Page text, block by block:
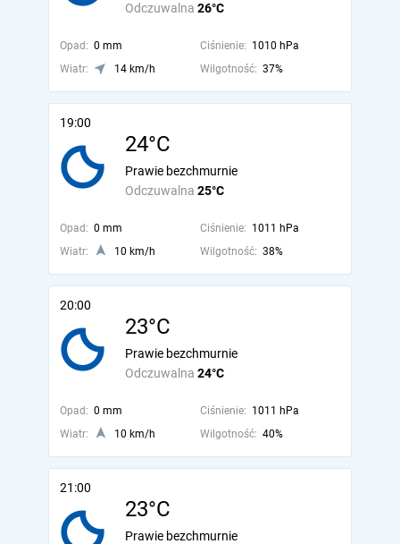
Odczuwalna 26°C
Opad: 0 mm Ciśnienie: 1010 hPa
Wiatr:
14 km/h Wilgotność: 37%
19:00
24°C
Odczuwalna 25°C
Prawie bezchmurnie
Opad: 0 mm Ciśnienie: 1011 hPa
Wiatr:
10 km/h Wilgotność: 38%
20:00
23°C
Odczuwalna 24°C
Prawie bezchmurnie
Opad: 0 mm Ciśnienie: 1011 hPa
Wiatr:
10 km/h Wilgotność: 40%
21:00
23°C
Prawie bezchmurnie